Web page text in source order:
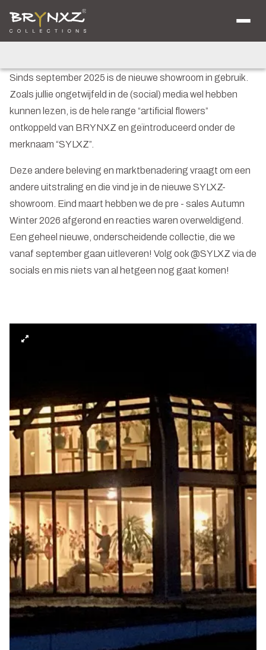
Over ons
Catalogus
Collecties
Artificials
Jewel
Ancient Clay
Verkooplocaties
Brochure
Contact
NL
DE
De nieuwe showroom voor SYLXZ is in
Sinds september 2025 is de nieuwe showroom in gebruik.
Zoals jullie ongetwijfeld in de (social) media wel hebben
kunnen lezen, is de hele range “artificial flowers”
ontkoppeld van BRYNXZ en geïntroduceerd onder de
merknaam “SYLXZ”.
Deze andere beleving en marktbenadering vraagt om een
andere uitstraling en die vind je in de nieuwe SYLXZ-
showroom. Eind maart hebben we de pre - sales Autumn
Winter 2026 afgerond en reacties waren overweldigend.
Een geheel nieuwe, onderscheidende collectie, die we
vanaf september gaan uitleveren! Volg ook @SYLXZ via de
socials en mis niets van al hetgeen nog gaat komen!